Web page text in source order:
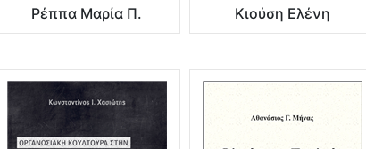
Ρέππα Μαρία Π.
Κιούση Ελένη